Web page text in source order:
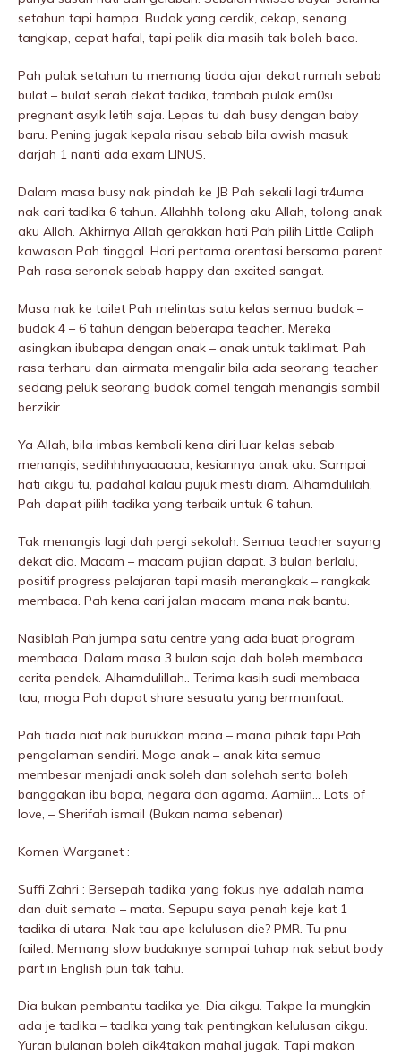
setahun tapi hampa. Budak yang cerdik, cekap, senang
tangkap, cepat hafal, tapi pelik dia masih tak boleh baca.
Pah pulak setahun tu memang tiada ajar dekat rumah sebab
bulat – bulat serah dekat tadika, tambah pulak em0si
pregnant asyik letih saja. Lepas tu dah busy dengan baby
baru. Pening jugak kepala risau sebab bila awish masuk
darjah 1 nanti ada exam LINUS.
Dalam masa busy nak pindah ke JB Pah sekali lagi tr4uma
nak cari tadika 6 tahun. Allahhh tolong aku Allah, tolong anak
aku Allah. Akhirnya Allah gerakkan hati Pah pilih Little Caliph
kawasan Pah tinggal. Hari pertama orentasi bersama parent
Pah rasa seronok sebab happy dan excited sangat.
Masa nak ke toilet Pah melintas satu kelas semua budak –
budak 4 – 6 tahun dengan beberapa teacher. Mereka
asingkan ibubapa dengan anak – anak untuk taklimat. Pah
rasa terharu dan airmata mengalir bila ada seorang teacher
sedang peIuk seorang budak comel tengah menangis sambil
berzikir.
Ya Allah, bila imbas kembali kena diri luar kelas sebab
menangis, sedihhhnyaaaaaa, kesiannya anak aku. Sampai
hati cikgu tu, padahal kalau pujuk mesti diam. Alhamdulilah,
Pah dapat pilih tadika yang terbaik untuk 6 tahun.
Tak menangis lagi dah pergi sekolah. Semua teacher sayang
dekat dia. Macam – macam pujian dapat. 3 bulan berlalu,
positif progress pelajaran tapi masih merangkak – rangkak
membaca. Pah kena cari jalan macam mana nak bantu.
Nasiblah Pah jumpa satu centre yang ada buat program
membaca. Dalam masa 3 bulan saja dah boleh membaca
cerita pendek. Alhamdulillah.. Terima kasih sudi membaca
tau, moga Pah dapat share sesuatu yang bermanfaat.
Pah tiada niat nak burukkan mana – mana pihak tapi Pah
pengalaman sendiri. Moga anak – anak kita semua
membesar menjadi anak soleh dan solehah serta boleh
banggakan ibu bapa, negara dan agama. Aamiin… Lots of
love, – Sherifah ismail (Bukan nama sebenar)
Komen Warganet :
Suffi Zahri : Bersepah tadika yang fokus nye adalah nama
dan duit semata – mata. Sepupu saya penah keje kat 1
tadika di utara. Nak tau ape kelulusan die? PMR. Tu pnu
failed. Memang slow budaknye sampai tahap nak sebut body
part in English pun tak tahu.
Dia bukan pembantu tadika ye. Dia cikgu. Takpe la mungkin
ada je tadika – tadika yang tak pentingkan kelulusan cikgu.
Yuran bulanan boleh dik4takan mahal jugak. Tapi makan